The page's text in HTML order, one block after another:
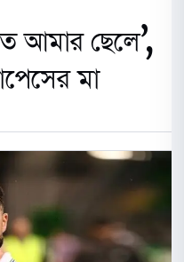
আমার ছেলে’,
মা